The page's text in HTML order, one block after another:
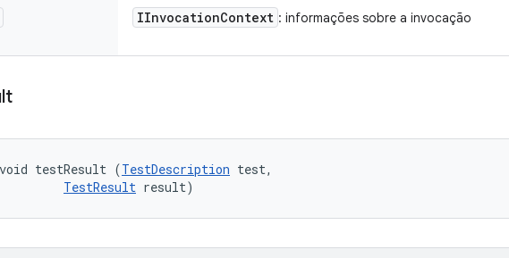
IInvocationContext : informações sobre a invocação
testResult (TestDescription test,
TestResult result)